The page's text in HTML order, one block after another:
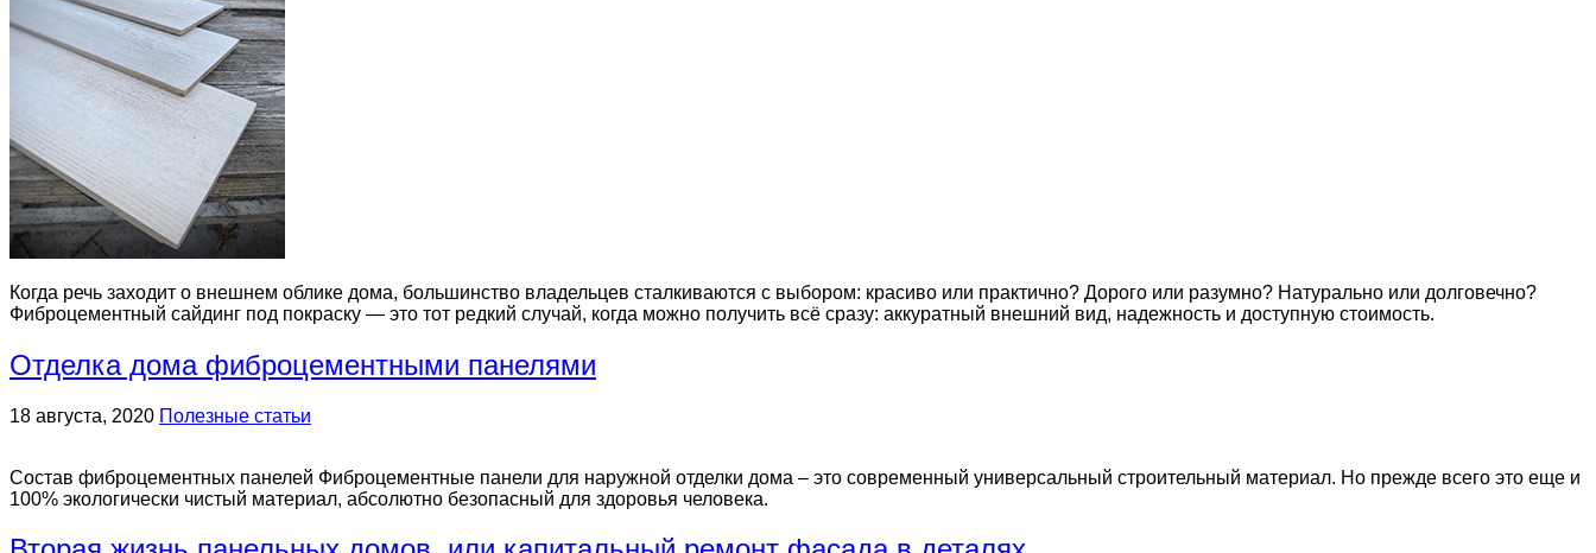
Когда речь заходит о внешнем облике дома, большинство владельцев сталкиваются с выбором: красиво или практично? Дорого или разумно? Натурально или долговечно?
Фиброцементный сайдинг под покраску — это тот редкий случай, когда можно получить всё сразу: аккуратный внешний вид, надежность и доступную стоимость.
Отделка дома фиброцементными панелями
18 августа, 2020 Полезные статьи
Состав фиброцементных панелей Фиброцементные панели для наружной отделки дома – это современный универсальный строительный материал. Но прежде всего это еще и
100% экологически чистый материал, абсолютно безопасный для здоровья человека.